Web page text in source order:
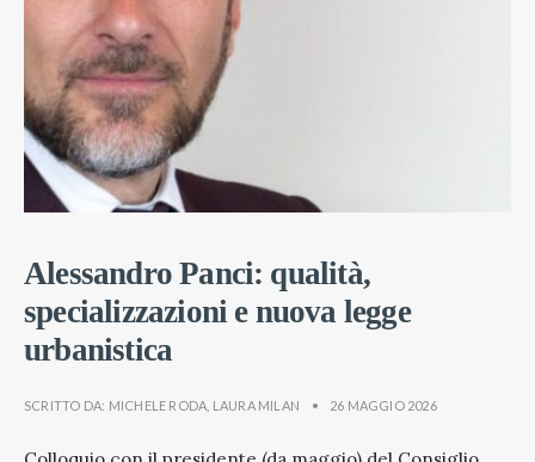
Alessandro Panci: qualità,
specializzazioni e nuova legge
urbanistica
SCRITTO DA: MICHELE RODA LAURA MILAN • 26 MAGGIO 2026